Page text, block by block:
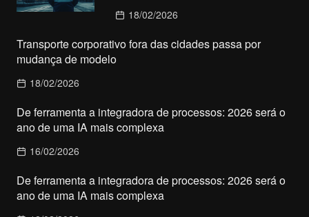
18/02/2026
Transporte corporativo fora das cidades passa por
mudança de modelo
18/02/2026
De ferramenta a integradora de processos: 2026 será o
ano de uma IA mais complexa
16/02/2026
De ferramenta a integradora de processos: 2026 será o
ano de uma IA mais complexa